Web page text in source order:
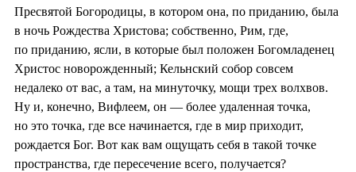
Пресвятой Богородицы, в котором она, по приданию, была
в ночь Рождества Христова; собственно, Рим, где,
по приданию, ясли, в которые был положен Богомладенец
Христос новорожденный; Кельнский собор совсем
недалеко от вас, а там, на минуточку, мощи трех волхвов.
Ну и, конечно, Вифлеем, он — более удаленная точка,
но это точка, где все начинается, где в мир приходит,
рождается Бог. Вот как вам ощущать себя в такой точке
пространства, где пересечение всего, получается?